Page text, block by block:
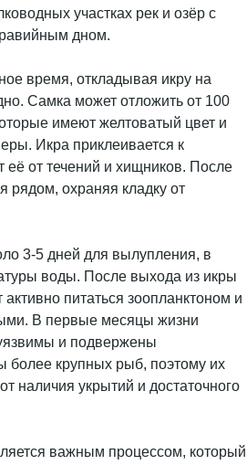
участках рек и озёр с
дном.
время, откладывая икру на
Самка может отложить от 100
имеют желтоватый цвет и
Икра приклеивается к
её от течений и хищников. После
рядом, охраняя кладку от
3-5 дней для вылупления, в
воды. После выхода из икры
питаться зоопланктоном и
В первые месяцы жизни
и подвержены
более крупных рыб, поэтому их
наличия укрытий и достаточного
важным процессом, который